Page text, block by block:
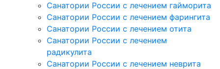
Санатории России с лечением гайморита
Санатории России с лечением фарингита
Санатории России с лечением отита
Санатории России с лечением
радикулита
Санатории России с лечением неврита